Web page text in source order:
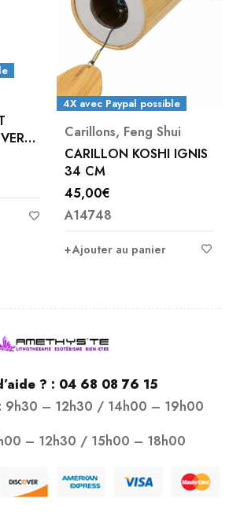
)
4X avec Paypal possible
Carillons, Feng Shui
CARILLON KOSHI IGNIS
34 CM
45,00€
A14748
Ajouter au panier
? : 04 68 08 76 15
9h30 – 12h30 / 14h00 – 19h00
– 12h30 / 15h00 – 18h00